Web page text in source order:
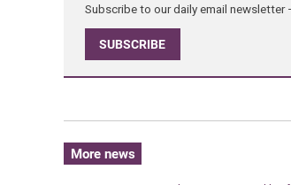
Subscribe to our daily email
SUBSCRIBE
More news